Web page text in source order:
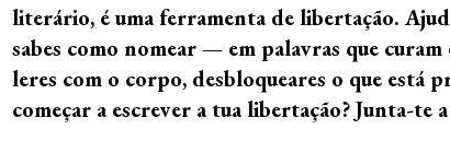
literário, é uma ferramenta de libertação.
sabes como nomear — em palavras que
leres com o corpo, desbloqueares o que está
começar a escrever a tua libertação? Junta-te